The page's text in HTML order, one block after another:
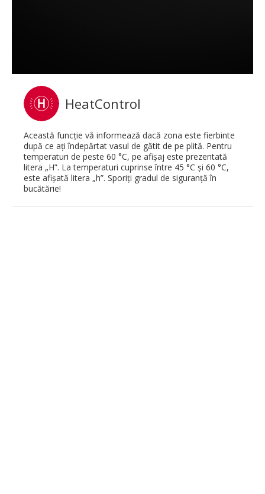
HeatControl
Această funcţie vă informează dacă zona este fierbinte
după ce aţi îndepărtat vasul de gătit de pe plită. Pentru
temperaturi de peste 60 °C, pe afişaj este prezentată
litera „H”. La temperaturi cuprinse între 45 °C şi 60 °C,
este afişată litera „h”. Sporiţi gradul de siguranţă în
bucătărie!